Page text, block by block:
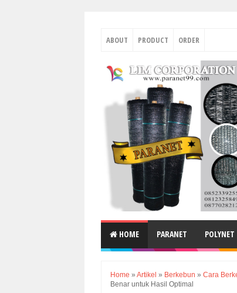
ABOUT PRODUCT ORDER
HOME PARANET POLYNET
Home » Artikel » Berkebun » Cara
Benar untuk Hasil Optimal